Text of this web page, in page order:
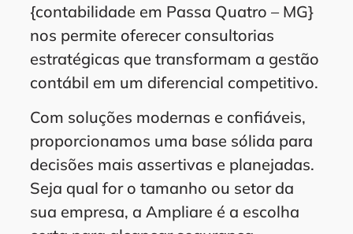
{contabilidade em Passa Quatro – MG}
nos permite oferecer consultorias
estratégicas que transformam a gestão
contábil em um diferencial competitivo.
Com soluções modernas e confiáveis,
proporcionamos uma base sólida para
decisões mais assertivas e planejadas.
Seja qual for o tamanho ou setor da
sua empresa, a Ampliare é a escolha